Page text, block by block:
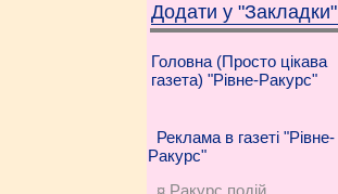
Додати у "Закладки"
Головна (Просто цікава
газета) "Рівне-Ракурс"
Реклама в газеті "Рівне-
Ракурс"
¤ Ракурс подій